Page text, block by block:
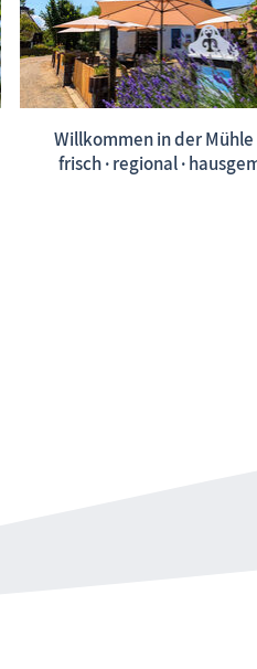
Willkommen in der Mühle
frisch · regional ·